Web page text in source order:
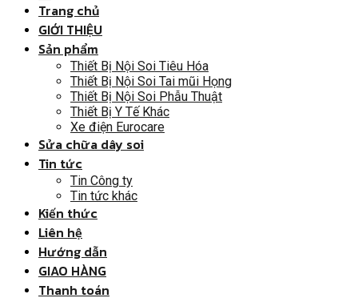
Trang chủ
GIỚI THIỆU
Sản phẩm
Thiết Bị Nội Soi Tiêu Hóa
Thiết Bị Nội Soi Tai mũi Họng
Thiết Bị Nội Soi Phẫu Thuật
Thiết Bị Y Tế Khác
Xe điện Eurocare
Sửa chữa dây soi
Tin tức
Tin Công ty
Tin tức khác
Kiến thức
Liên hệ
Hướng dẫn
GIAO HÀNG
Thanh toán